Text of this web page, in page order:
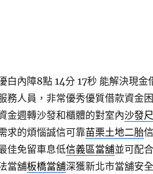
白內障8點 14分 17秒能解決現金
務人員，非常優秀優質借款資金
金週轉沙發和櫃體的對室內沙發
求的煩惱誠信可靠苗栗土地二胎
佳免留車息低信義區當舖並可配
當舖板橋當舖深獲新北市當舖安